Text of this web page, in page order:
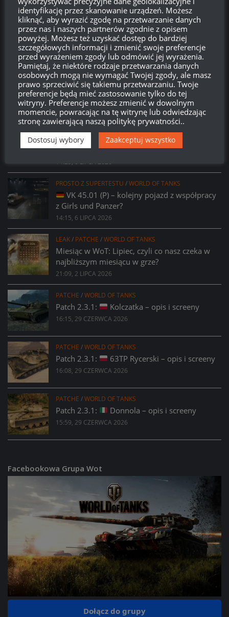
Brakwierzchołka drzewkaod:
580
Dni
23
Godzin
46
Minut
33
Sekund
PROSTO Z SUPERTESTU/ WORLD OF TANKS
Prsoto z Supertestu: Zmiany parametrów
AMX 29 Bélier
14:23, 6 LIPCA 2026
PROSTO Z SUPERTESTU /WORLD OF TANKS
VK 45.01 (P) – kolejny pojazd z współpracy
z Girls und Panzer?
14:15, 6 LIPCA 2026
LEAK/ PATCHE /WORLD OF TANKS
Miesiąc w WoT: Lipiec, czyli co nasz czeka w
najbliższym miesiącu w grze?
21:09, 2 LIPCA 2026
PATCHE /WORLD OF TANKS
Patch 2.3.1: Kolczatka – opis i screeny
16:15, 29 CZERWCA 2026
PATCHE /WORLD OF TANKS
Patch 2.3.1: 63TP Rycerski – opis i screeny
16:08, 29 CZERWCA 2026
PATCHE /WORLD OF TANKS
Patch 2.3.1: Donnola – opis i screeny
15:59, 29 CZERWCA 2026
Facebookowa Grupa Wot
Dołącz do grupy
identyfikację przez skanowanie urządzeń. Możesz
kliknąć, aby wyrazić zgodę na przetwarzanie danych
przez nas i naszych partnerów zgodnie z opisem
powyżej. Możesz też uzyskać dostęp do bardziej
szczegółowych informacji i zmienić swoje preferencje
przed wyrażeniem zgody lub odmówić jej wyrażenia.
Pamiętaj, że niektóre rodzaje przetwarzania danych
osobowych mogą nie wymagać Twojej zgody, ale masz
prawo sprzeciwić się takiemu przetwarzaniu. Twoje
preferencje będą mieć zastosowanie tylko do tej
witryny. Preferencje możesz zmienić w dowolnym
momencie, powracając na tę witrynę lub odwiedzając
stronę zawierającą naszą politykę prywatności..
Dostosuj wybory Zaakceptuj wszystko